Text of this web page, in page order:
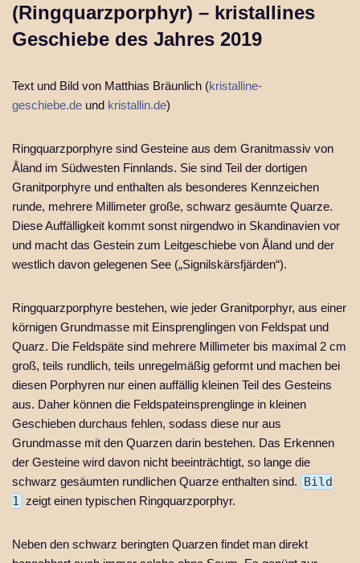
(Ringquarzporphyr) – kristallines
Geschiebe des Jahres 2019
Text und Bild von Matthias Bräunlich (kristalline-
geschiebe.de und kristallin.de)
Ringquarzporphyre sind Gesteine aus dem Granitmassiv von
Åland im Südwesten Finnlands. Sie sind Teil der dortigen
Granitporphyre und enthalten als besonderes Kennzeichen
runde, mehrere Millimeter große, schwarz gesäumte Quarze.
Diese Auffälligkeit kommt sonst nirgendwo in Skandinavien vor
und macht das Gestein zum Leitgeschiebe von Åland und der
westlich davon gelegenen See („Signilskärsfjärden“).
Ringquarzporphyre bestehen, wie jeder Granitporphyr, aus einer
körnigen Grundmasse mit Einsprenglingen von Feldspat und
Quarz. Die Feldspäte sind mehrere Millimeter bis maximal 2 cm
groß, teils rundlich, teils unregelmäßig geformt und machen bei
diesen Porphyren nur einen auffällig kleinen Teil des Gesteins
aus. Daher können die Feldspateinsprenglinge in kleinen
Geschieben durchaus fehlen, sodass diese nur aus
Grundmasse mit den Quarzen darin bestehen. Das Erkennen
der Gesteine wird davon nicht beeinträchtigt, so lange die
schwarz gesäumten rundlichen Quarze enthalten sind. Bild
1 zeigt einen typischen Ringquarzporphyr.
Neben den schwarz beringten Quarzen findet man direkt